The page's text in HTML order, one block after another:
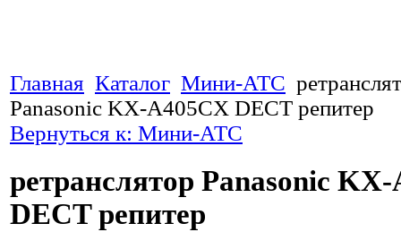
Главная Каталог Мини-АТС
Panasonic KX-A405CX DECT репитер
Вернуться к: Мини-АТС
ретранслятор Panasonic
DECT репитер